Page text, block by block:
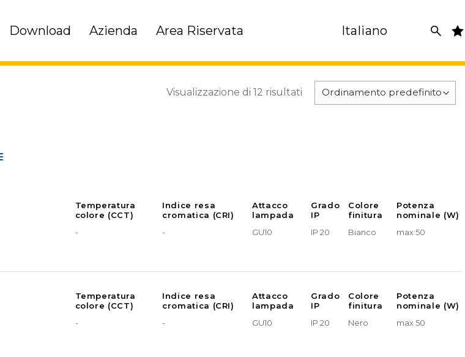
Download Azienda Area Riservata Italiano
Visualizzazione di 12 risultati
Temperatura
colore (CCT)
Indice resa
cromatica (CRI)
Attacco
lampada
Grado
IP
Colore
finitura
Potenza
nominale (W)
-
- GU10 IP 20 Bianco max 50
Temperatura
colore (CCT)
Indice resa
cromatica (CRI)
Attacco
lampada
Grado
IP
Colore
finitura
Potenza
nominale (W)
-
- GU10 IP 20 Nero max 50